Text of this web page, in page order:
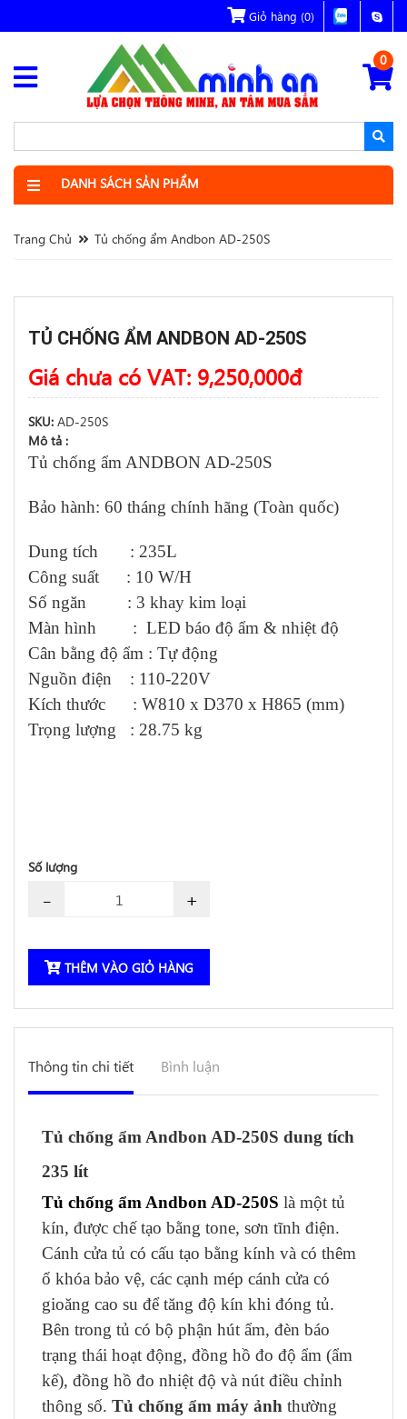
Giỏ hàng (0)
0
DANH SÁCH SẢN PHẨM
Trang Chủ Tủ chống ẩm Andbon AD-250S
TỦ CHỐNG ẨM ANDBON AD-250S
Giá chưa có VAT: 9,250,000đ
SKU: AD-250S
Mô tả :
Tủ chống ẩm ANDBON AD-250S
Bảo hành: 60 tháng chính hãng (Toàn quốc)
Dung tích : 235L
Công suất : 10 W/H
Số ngăn : 3 khay kim loại
Màn hình : LED báo độ ẩm & nhiệt độ
Cân bằng độ ẩm : Tự động
Nguồn điện : 110-220V
Kích thước : W810 x D370 x H865 (mm)
Trọng lượng : 28.75 kg
Số lượng
- +
THÊM VÀO GIỎ HÀNG
Thông tin chi tiết Bình luận
Tủ chống ẩm Andbon AD-250S dung tích
235 lít
Tủ chống ẩm Andbon AD-250S là một tủ
kín, được chế tạo bằng tone, sơn tĩnh điện.
Cánh cửa tủ có cấu tạo bằng kính và có thêm
ổ khóa bảo vệ, các cạnh mép cánh cửa có
gioăng cao su để tăng độ kín khi đóng tủ.
Bên trong tủ có bộ phận hút ẩm, đèn báo
trạng thái hoạt động, đồng hồ đo độ ẩm (ẩm
kế), đồng hồ đo nhiệt độ và nút điều chỉnh
thông số. Tủ chống ẩm máy ảnh thường